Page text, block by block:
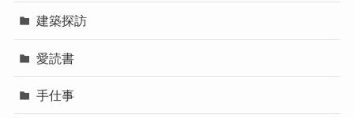
建築探訪
愛読書
手仕事